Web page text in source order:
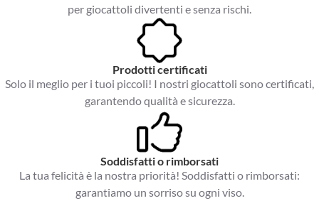
per giocattoli divertenti e senza rischi.
Prodotti certificati
Solo il meglio per i tuoi piccoli! I nostri giocattoli sono certificati,
garantendo qualità e sicurezza.
Soddisfatti o rimborsati
La tua felicità è la nostra priorità! Soddisfatti o rimborsati:
garantiamo un sorriso su ogni viso.